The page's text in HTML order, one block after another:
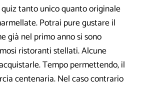
tanto unico quanto originale
Potrai pure gustare il
già nel primo anno si sono
ristoranti stellati. Alcune
Tempo permettendo, il
centenaria. Nel caso contrario